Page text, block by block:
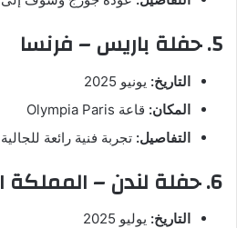
5. حفلة باريس – فرنسا
التاريخ: يونيو 2025
المكان: قاعة Olympia Paris
التفاصيل: تجربة فنية رائعة
6. حفلة لندن – المملكة المتحدة
التاريخ: يوليو 2025